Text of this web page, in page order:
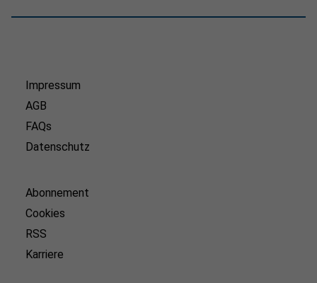
Impressum
AGB
FAQs
Datenschutz
Abonnement
Cookies
RSS
Karriere